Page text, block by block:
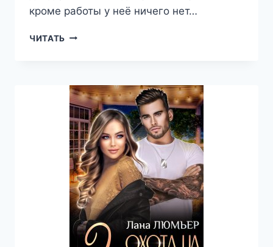
кроме работы у неё ничего нет…
ЧИТАТЬ МОЙ
ЛЮМЬЕР